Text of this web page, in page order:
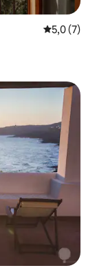
55,0 (7)